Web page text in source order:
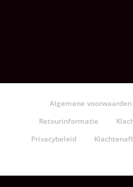
Algemene voorwaarden
Retourinformatie
Privacybeleid